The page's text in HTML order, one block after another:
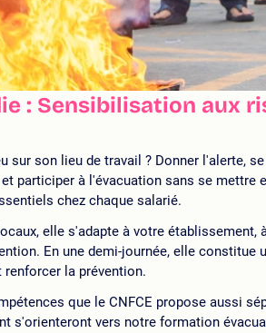
: Sensibilisation aux
sur son lieu de travail ? Donner l'alerte,
participer à l'évacuation sans se mettre
chez chaque salarié.
elle s'adapte à votre établissement,
En une demi-journée, elle
la prévention.
que le CNFCE propose aussi
s'orienteront vers notre formation